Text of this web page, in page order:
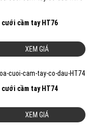
cưới cầm tay HT76
XEM GIÁ
cưới cầm tay HT74
XEM GIÁ